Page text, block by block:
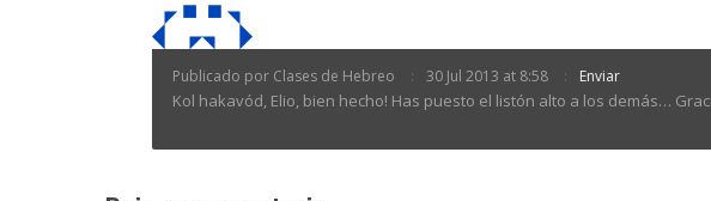
Publicado por Clases de Hebreo 30 Jul 2013 at 8:58 Enviar
Kol hakavód, Elio, bien hecho! Has puesto el listón alto a los demás…